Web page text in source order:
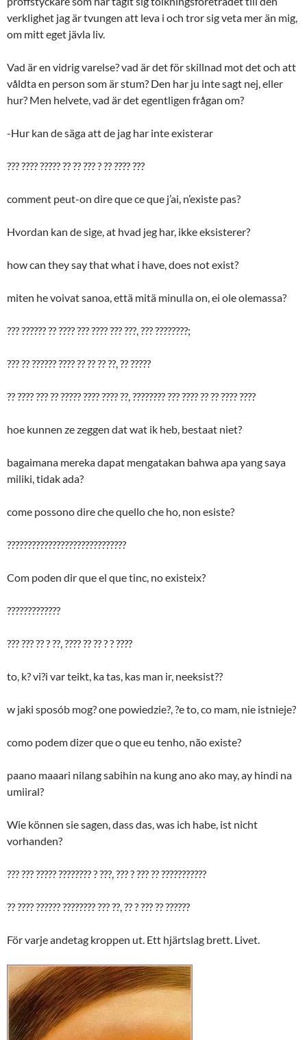
verklighet jag är tvungen att leva i och tror sig veta mer än mig,
om mitt eget jävla liv.
Vad är en vidrig varelse? vad är det för skillnad mot det och att
våldta en person som är stum? Den har ju inte sagt nej, eller
hur? Men helvete, vad är det egentligen frågan om?
-Hur kan de säga att de jag har inte existerar
??? ???? ????? ?? ?? ??? ? ?? ???? ???
comment peut-on dire que ce que j’ai, n’existe pas?
Hvordan kan de sige, at hvad jeg har, ikke eksisterer?
how can they say that what i have, does not exist?
miten he voivat sanoa, että mitä minulla on, ei ole olemassa?
??? ?????? ?? ???? ??? ???? ??? ???, ??? ????????;
??? ?? ?????? ???? ?? ?? ?? ??, ?? ?????
?? ???? ??? ?? ????? ???? ???? ??, ???????? ??? ???? ?? ?? ???? ????
hoe kunnen ze zeggen dat wat ik heb, bestaat niet?
bagaimana mereka dapat mengatakan bahwa apa yang saya
miliki, tidak ada?
come possono dire che quello che ho, non esiste?
?????????????????????????????
Com poden dir que el que tinc, no existeix?
?????????????
??? ??? ?? ? ??, ???? ?? ?? ? ? ????
to, k? vi?i var teikt, ka tas, kas man ir, neeksist??
w jaki sposób mog? one powiedzie?, ?e to, co mam, nie istnieje?
como podem dizer que o que eu tenho, não existe?
paano maaari nilang sabihin na kung ano ako may, ay hindi na
umiiral?
Wie können sie sagen, dass das, was ich habe, ist nicht
vorhanden?
??? ??? ????? ???????? ? ???, ??? ? ??? ?? ???????????
?? ???? ?????? ???????? ??? ??, ?? ? ??? ?? ??????
För varje andetag kroppen ut. Ett hjärtslag brett. Livet.